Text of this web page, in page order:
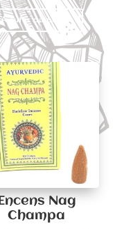
Ajouter au panier
Nag
Champa